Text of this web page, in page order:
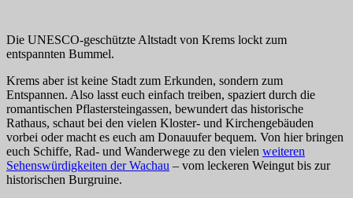
Die UNESCO-geschützte Altstadt von Krems lockt zum
entspannten Bummel.
Krems aber ist keine Stadt zum Erkunden, sondern zum
Entspannen. Also lasst euch einfach treiben, spaziert durch die
romantischen Pflastersteingassen, bewundert das historische
Rathaus, schaut bei den vielen Kloster- und Kirchengebäuden
vorbei oder macht es euch am Donauufer bequem. Von hier bringen
euch Schiffe, Rad- und Wanderwege zu den vielen weiteren
Sehenswürdigkeiten der Wachau – vom leckeren Weingut bis zur
historischen Burgruine.